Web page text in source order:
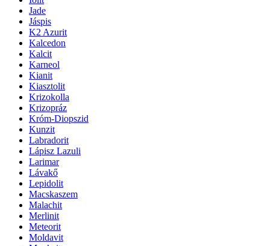
Jade
Jáspis
K2 Azurit
Kalcedon
Kalcit
Karneol
Kianit
Kiasztolit
Krizokolla
Krizopráz
Króm-Diopszid
Kunzit
Labradorit
Lápisz Lazuli
Larimar
Lávakő
Lepidolit
Macskaszem
Malachit
Merlinit
Meteorit
Moldavit